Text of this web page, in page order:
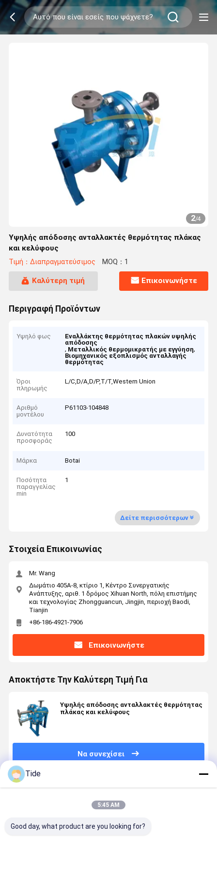
2/4
Υψηλής απόδοσης ανταλλακτές θερμότητας πλάκας
και κελύφους
Τιμή：Διαπραγματεύσιμος MOQ：1
Καλύτερη τιμή Επικοινωνήστε
Περιγραφή Προϊόντων
Υψηλό φως
Εναλλάκτης θερμότητας πλακών υψηλής
απόδοσης
, Μεταλλικός θερμομικρατής με εγγύηση,
Βιομηχανικός εξοπλισμός ανταλλαγής
θερμότητας
Όροι
πληρωμής
L/C,D/A,D/P,T/T,Western Union
Αριθμό
μοντέλου
P61103-104848
Δυνατότητα
προσφοράς
100
Μάρκα Botai
Ποσότητα
παραγγελίας
min
1
Δείτε περισσότερων
Στοιχεία Επικοινωνίας
Mr. Wang
Δωμάτιο 405A-8, κτίριο 1, Κέντρο Συνεργατικής
Ανάπτυξης, αριθ. 1 δρόμος Xihuan North, πόλη επιστήμης
και τεχνολογίας Zhongguancun, Jingjin, περιοχή Baodi,
Tianjin
+86-186-4921-7906
Επικοινωνήστε
Αποκτήστε Την Καλύτερη Τιμή Για
Υψηλής απόδοσης ανταλλακτές θερμότητας
πλάκας και κελύφους
Να συνεχίσει
Συνιστώμενα Προϊόντα
Tide
5:45 AM
Good day, what product are you looking for?